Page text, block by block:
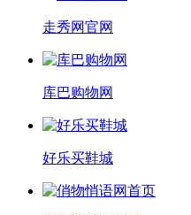
走秀网官网
库巴购物网
好乐买鞋城